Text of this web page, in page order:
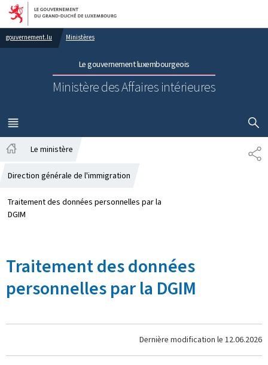
Aller au menu principal
Aller au contenu
gouvernement.lu Ministères
Le gouvernement luxembourgeois
Ministère des Affaires intérieures
MENU
PRINCIPAL
Le ministère
Direction générale de l'immigration
Traitement des données personnelles par la
DGIM
Traitement des données
personnelles par la DGIM
Dernière modification le 12.06.2026